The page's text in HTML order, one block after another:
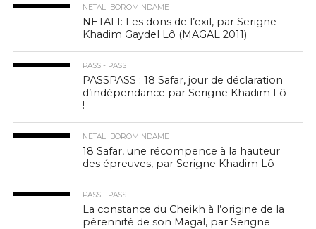
NETALI BOROM NDAME
NETALI: Les dons de l’exil, par Serigne
Khadim Gaydel Lô (MAGAL 2011)
PASS - PASS
PASSPASS : 18 Safar, jour de déclaration
d’indépendance par Serigne Khadim Lô
!
NETALI BOROM NDAME
18 Safar, une récompence à la hauteur
des épreuves, par Serigne Khadim Lô
PASS - PASS
La constance du Cheikh à l’origine de la
pérennité de son Magal, par Serigne